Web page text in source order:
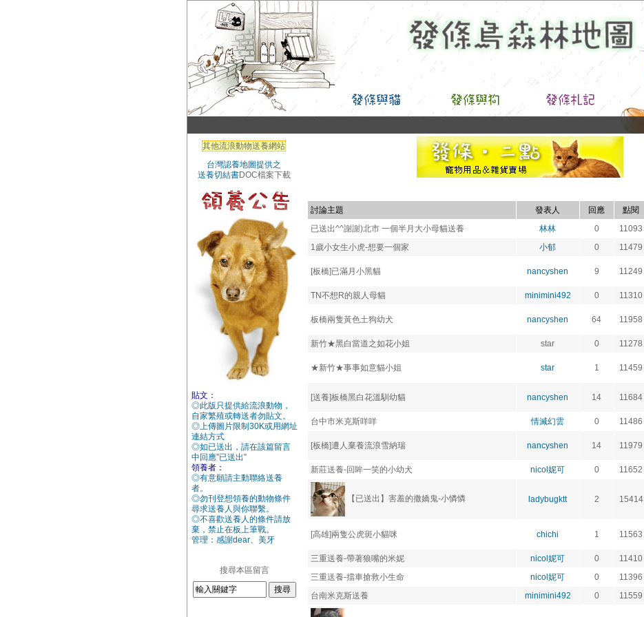
其他流浪動物送養網站
台灣認養地圖提供之
送養切結書DOC檔案下載
貼文：
◎此版只提供給流浪動物，
自家繁殖或轉送者勿貼文。
◎上傳圖片限制30K或用網址
連結方式
◎如已送出，請在該篇留言
中回應”已送出”
領養者：
◎有意願請主動聯絡送養
者。
◎勿刊登想領養的動物條件
尋求送養人與你聯繫。
◎不喜歡送養人的條件請放
棄，禁止在板上筆戰。
管理：感謝dear、美牙
搜尋本區留言
討論主題 發表人 回應 點閱
已送出^^謝謝)北市 一個半月大小母貓送養
林林 0
11093
1歲小女生小虎-想要一個家
小郁 0 11479
[板橋]已滿月小黑貓 nancyshen 9 11249
TN不想R的親人母貓 minimini492 0 11310
板橋兩隻黃色土狗幼犬 nancyshen 64 11958
新竹★黑白當道之如花小姐 star 0 11278
★新竹★事事如意貓小姐 star 1 11459
[送養]板橋黑白花溫馴幼貓 nancyshen 14 11684
台中市米克斯咩咩 情滅幻雲 0 11486
[板橋]遭人棄養流浪雪納瑞 nancyshen 14 11979
新莊送養-回眸一笑的小幼犬 nicol妮可 0 11652
【已送出】害羞的撒嬌鬼-小憐憐 ladybugktt 2 15414
[高雄]兩隻公虎斑小貓咪 chichi 1 11563
三重送養-帶著狼嘴的米妮 nicol妮可 0
11410
三重送養-擋車搶救小生命
nicol妮可 0
11396
台南米克斯送養
minimini492 0 11559